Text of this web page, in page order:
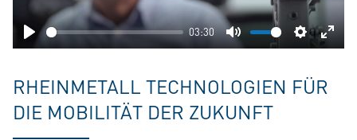
Play
03:30
Mute Settings
RHEINMETALL TECHNOLOGIEN FÜR
DIE MOBILITÄT DER ZUKUNFT